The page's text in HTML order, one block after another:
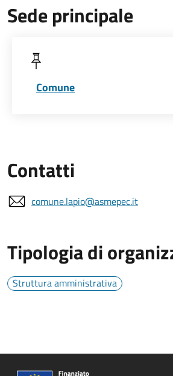
Sede principale
Comune
Contatti
comune.lapio@asmepec.it
Tipologia di
Struttura amministrativa